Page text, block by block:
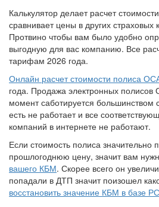
Калькулятор делает расчет
сравнивает цены в других
Протвино чтобы вам было удобно
выгодную для вас компанию. Все
тарифам 2026 года.
Онлайн расчет стоимости полиса
года. Продажа электронных
момент саботируется большинством
есть не работает и все
компаний в интернете не работают.
Если стоимость полиса значительно
прошлогоднюю цену, значит вам
вашего КБМ. Скорее всего он
попадали в ДТП значит поизошел
восстановить значение КБМ в базе